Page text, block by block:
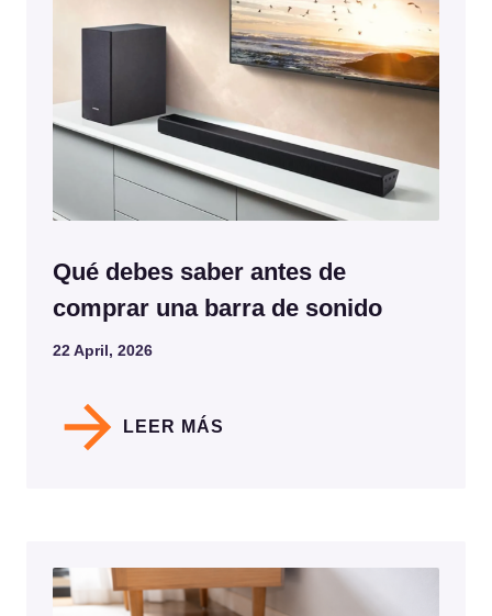
Qué debes saber antes de
comprar una barra de sonido
22 April, 2026
LEER MÁS